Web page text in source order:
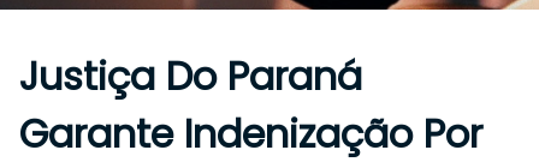
Justiça Do Paraná
Garante Indenização Por